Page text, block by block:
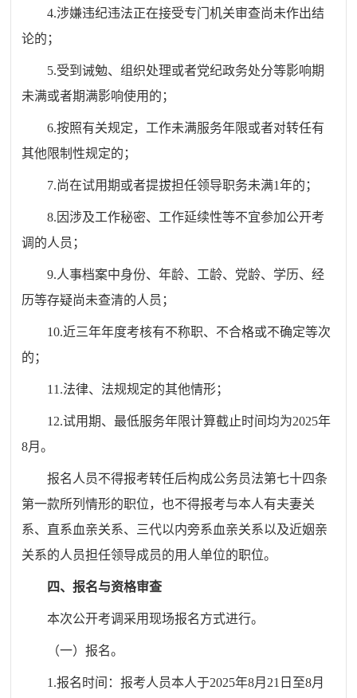
4.涉嫌违纪违法正在接受专门机关审查尚未作出结
论的；
5.受到诫勉、组织处理或者党纪政务处分等影响期
未满或者期满影响使用的；
6.按照有关规定，工作未满服务年限或者对转任有
其他限制性规定的；
7.尚在试用期或者提拔担任领导职务未满1年的；
8.因涉及工作秘密、工作延续性等不宜参加公开考
调的人员；
9.人事档案中身份、年龄、工龄、党龄、学历、经
历等存疑尚未查清的人员；
10.近三年年度考核有不称职、不合格或不确定等次
的；
11.法律、法规规定的其他情形；
12.试用期、最低服务年限计算截止时间均为2025年
8月。
报名人员不得报考转任后构成公务员法第七十四条
第一款所列情形的职位，也不得报考与本人有夫妻关
系、直系血亲关系、三代以内旁系血亲关系以及近姻亲
关系的人员担任领导成员的用人单位的职位。
四、报名与资格审查
本次公开考调采用现场报名方式进行。
（一）报名。
1.报名时间：报考人员本人于2025年8月21日至8月